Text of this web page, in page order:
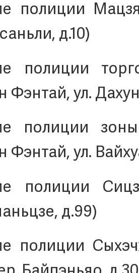
полиции
д.10)
полиции
Фэнтай, ул.
полиции
Фэнтай, ул.
полиции
д.99)
полиции